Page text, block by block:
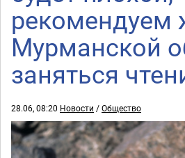
рекомендуем
Мурманской
заняться
28.06, 08:20 Новости /Общество